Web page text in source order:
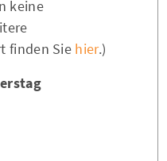
keine
finden Sie hier.)